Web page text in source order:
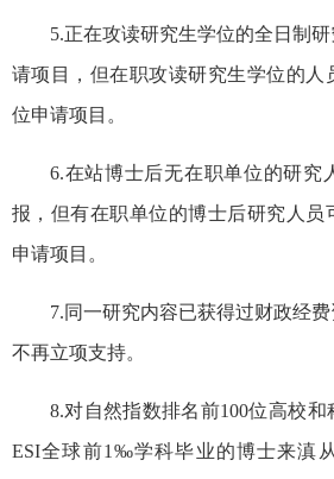
5.正在攻读研究生学位的全日制
请项目，但在职攻读研究生学位的人
位申请项目。
6.在站博士后无在职单位的研究
报，但有在职单位的博士后研究人员
申请项目。
7.同一研究内容已获得过财政经
不再立项支持。
8.对自然指数排名前100位高校和
ESI全球前1‰学科毕业的博士来滇